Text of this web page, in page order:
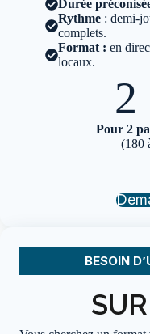
Durée
Rythme : demi-
complets.
Format : en
locaux.
2
Pour 2
(180
BESOIN